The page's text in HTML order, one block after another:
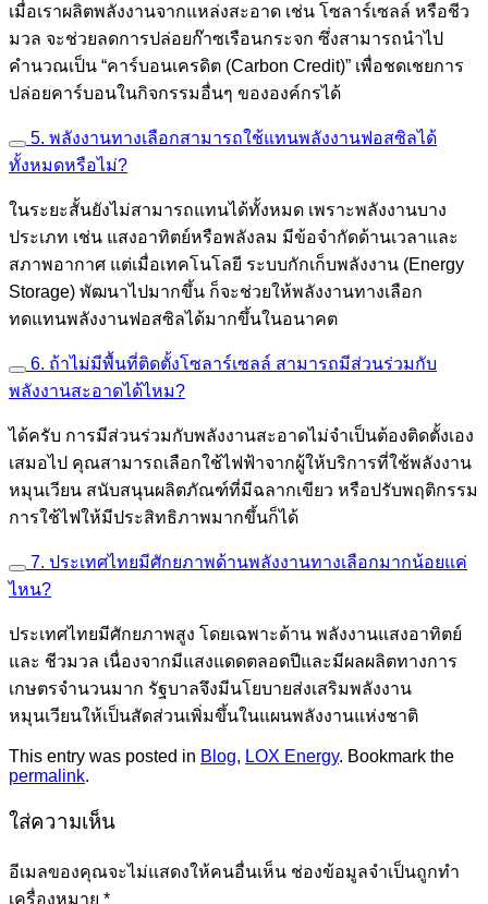
เมื่อเราผลิตพลังงานจากแหล่งสะอาด เช่น โซลาร์เซลล์ หรือชีว
มวล จะช่วยลดการปล่อยก๊าซเรือนกระจก ซึ่งสามารถนำไป
คำนวณเป็น “คาร์บอนเครดิต (Carbon Credit)” เพื่อชดเชยการ
ปล่อยคาร์บอนในกิจกรรมอื่นๆ ขององค์กรได้
5. พลังงานทางเลือกสามารถใช้แทนพลังงานฟอสซิลได้
ทั้งหมดหรือไม่?
ในระยะสั้นยังไม่สามารถแทนได้ทั้งหมด เพราะพลังงานบาง
ประเภท เช่น แสงอาทิตย์หรือพลังลม มีข้อจำกัดด้านเวลาและ
สภาพอากาศ แต่เมื่อเทคโนโลยี ระบบกักเก็บพลังงาน (Energy
Storage) พัฒนาไปมากขึ้น ก็จะช่วยให้พลังงานทางเลือก
ทดแทนพลังงานฟอสซิลได้มากขึ้นในอนาคต
6. ถ้าไม่มีพื้นที่ติดตั้งโซลาร์เซลล์ สามารถมีส่วนร่วมกับ
พลังงานสะอาดได้ไหม?
ได้ครับ การมีส่วนร่วมกับพลังงานสะอาดไม่จำเป็นต้องติดตั้งเอง
เสมอไป คุณสามารถเลือกใช้ไฟฟ้าจากผู้ให้บริการที่ใช้พลังงาน
หมุนเวียน สนับสนุนผลิตภัณฑ์ที่มีฉลากเขียว หรือปรับพฤติกรรม
การใช้ไฟให้มีประสิทธิภาพมากขึ้นก็ได้
7. ประเทศไทยมีศักยภาพด้านพลังงานทางเลือกมากน้อยแค่
ไหน?
ประเทศไทยมีศักยภาพสูง โดยเฉพาะด้าน พลังงานแสงอาทิตย์
และ ชีวมวล เนื่องจากมีแสงแดดตลอดปีและมีผลผลิตทางการ
เกษตรจำนวนมาก รัฐบาลจึงมีนโยบายส่งเสริมพลังงาน
หมุนเวียนให้เป็นสัดส่วนเพิ่มขึ้นในแผนพลังงานแห่งชาติ
This entry was posted in Blog, LOX Energy. Bookmark the
permalink.
ใส่ความเห็น
อีเมลของคุณจะไม่แสดงให้คนอื่นเห็น ช่องข้อมูลจำเป็นถูกทำ
เครื่องหมาย *